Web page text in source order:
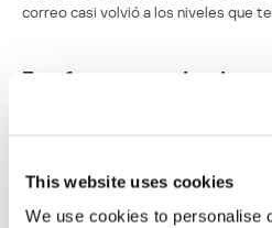
This website uses cookies
We use cookies to personalise
correo casi volvió a los niveles que
Estafas en mensajes de
Además del phishing, de las
a cuyos destinatarios se le urge
texto a un número de pago. El